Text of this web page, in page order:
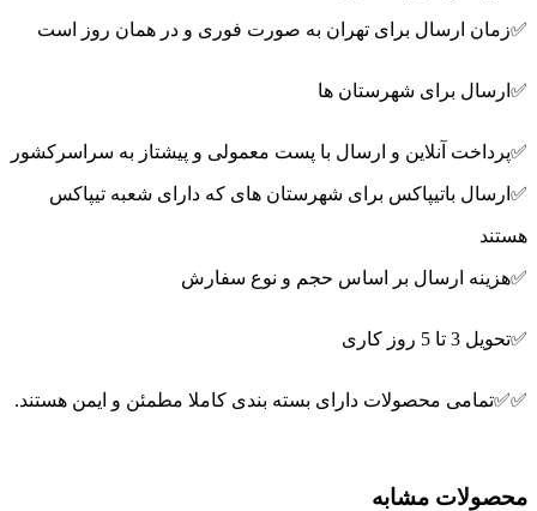
✅زمان ارسال برای تهران به صورت فوری و در همان روز است
✅ارسال برای شهرستان ها
✅پرداخت آنلاین و ارسال با پست معمولی و پیشتاز به سراسرکشور
✅ارسال باتیپاکس برای شهرستان های که دارای شعبه تیپاکس
هستند
✅هزینه ارسال بر اساس حجم و نوع سفارش
✅تحویل 3 تا 5 روز کاری
✅✅تمامی محصولات دارای بسته بندی کاملا مطمئن و ایمن هستند.
محصولات مشابه